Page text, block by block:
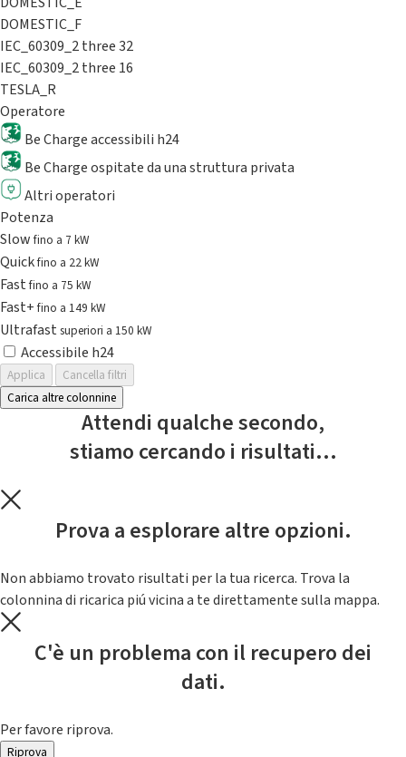
DOMESTIC_F
IEC_60309_2 three 32
IEC_60309_2 three 16
TESLA_R
Operatore
Be Charge accessibili h24
Be Charge ospitate da una struttura privata
Altri operatori
Potenza
Slowfino a 7 kW
Quickfino a 22 kW
Fastfino a 75 kW
Fast+fino a 149 kW
Ultrafast superiori a 150 kW
Accessibile h24
Applica
Cancella filtri
Carica altre colonnine
Attendi qualche secondo,
stiamo cercando i risultati...
Prova a esplorare altre opzioni.
Non abbiamo trovato risultati per la tua ricerca. Trova la
colonnina di ricarica piú vicina a te direttamente sulla mappa.
C'è un problema con il recupero dei
dati.
Per favore riprova.
Riprova